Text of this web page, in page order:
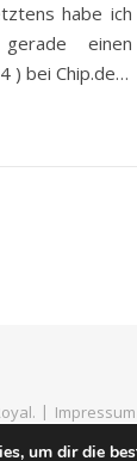
habe
) bei Chip.de…
. Impressum
um dir die